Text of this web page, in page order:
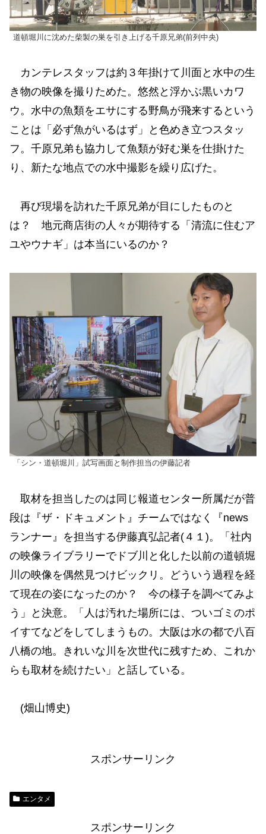
道頓堀川に沈めた柴製の巣を引き上げる千原兄弟(前列中央)
カンテレスタッフは約３年掛けて川面と水中の生
き物の映像を撮りためた。悠然と浮かぶ黒いカワ
ウ。水中の魚類をエサにする野鳥が飛来するという
ことは「必ず魚がいるはず」と色めき立つスタッ
フ。千原兄弟も協力して魚類が好む巣を仕掛けた
り、新たな地点での水中撮影を繰り広げた。
再び現場を訪れた千原兄弟が目にしたものと
は？ 地元商店街の人々が期待する「清流に住むア
ユやウナギ」は本当にいるのか？
「シン・道頓堀川」試写画面と制作担当の伊藤記者
取材を担当したのは同じ報道センター所属だが普
段は『ザ・ドキュメント』チームではなく『news
ランナー』を担当する伊藤真弘記者(４１)。「社内
の映像ライブラリーでドブ川と化した以前の道頓堀
川の映像を偶然見つけビックリ。どういう過程を経
て現在の姿になったのか？ 今の様子を調べてみよ
う」と決意。「人は汚れた場所には、ついゴミのポ
イすてなどをしてしまうもの。大阪は水の都で八百
八橋の地。きれいな川を次世代に残すため、これか
らも取材を続けたい」と話している。
(畑山博史)
スポンサーリンク
エンタメ
スポンサーリンク